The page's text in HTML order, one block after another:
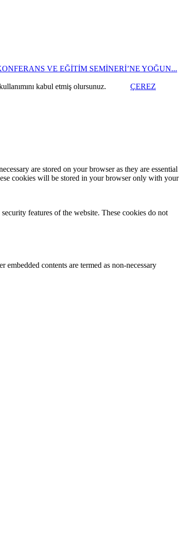
VE EĞİTİM SEMİNERİ’NE YOĞUN...
kabul etmiş olursunuz.
ÇEREZ
are stored on your browser as they are essential
cookies will be stored in your browser only with your
features of the website. These cookies do not
contents are termed as non-necessary